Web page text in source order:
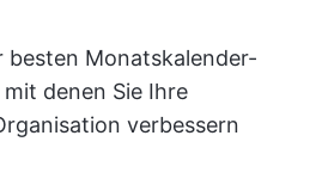
besten Monatskalender-
denen Sie Ihre
verbessern